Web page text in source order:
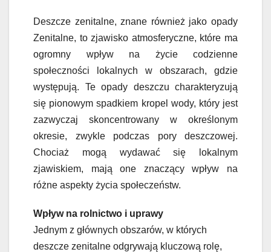
Deszcze zenitalne, znane również jako opady
Zenitalne, to zjawisko atmosferyczne, które ma
ogromny wpływ na życie codzienne
społeczności lokalnych w obszarach, gdzie
występują. Te opady deszczu charakteryzują
się pionowym spadkiem kropel wody, który jest
zazwyczaj skoncentrowany w określonym
okresie, zwykle podczas pory deszczowej.
Chociaż mogą wydawać się lokalnym
zjawiskiem, mają one znaczący wpływ na
różne aspekty życia społeczeństw.
Wpływ na rolnictwo i uprawy
Jednym z głównych obszarów, w których
deszcze zenitalne odgrywają kluczową rolę,